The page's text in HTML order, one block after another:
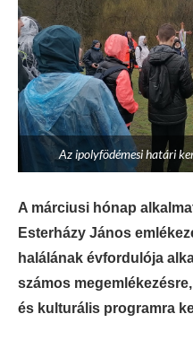
Az ipolyfödémesi határi
A márciusi hónap
Esterházy János
halálának évfordulója
számos
és kulturális programra